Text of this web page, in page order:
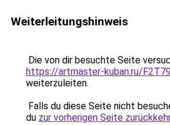
Weiterleitungshinweis
Die von dir besuchte Seite
https://artmaster-kuban.ru/
weiterzuleiten.
Falls du diese Seite nicht
du zur vorherigen Seite